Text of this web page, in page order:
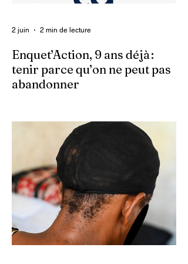
Enquet’Action, 9 ans déjà :
tenir parce qu’on ne peut pas
abandonner
années depuis que nous avons osé doter
le pays d’un média dédié à l’investigation et
au journalisme de fond.
2 juin 2 min de lecture